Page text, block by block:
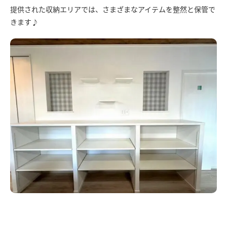
提供された収納エリアでは、さまざまなアイテムを整然と保管で
きます♪